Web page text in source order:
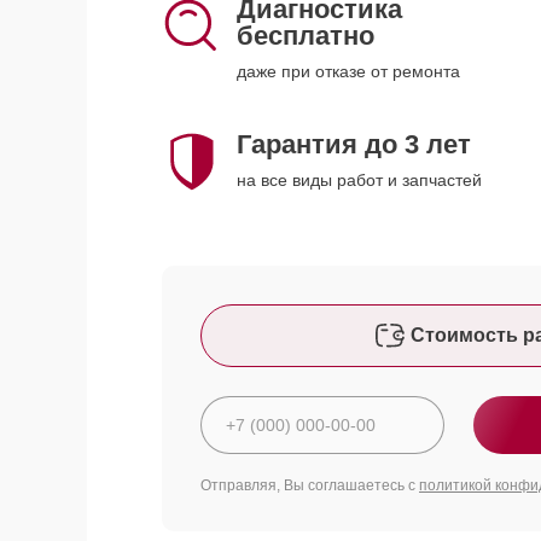
Диагностика
бесплатно
даже при отказе от ремонта
Гарантия до 3 лет
на все виды работ и запчастей
Стоимость
Отправляя, Вы соглашаетесь с политикой